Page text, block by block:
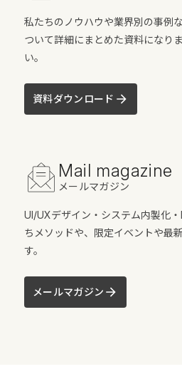
私たちのノウハウや業界別の事例
ついて詳細にまとめた資料になり
い。
資料ダウンロード
Mail magazine
メールマガジン
UI/UXデザイン・システム内製化
ちメソッドや、限定イベントや最
す。
メールマガジン